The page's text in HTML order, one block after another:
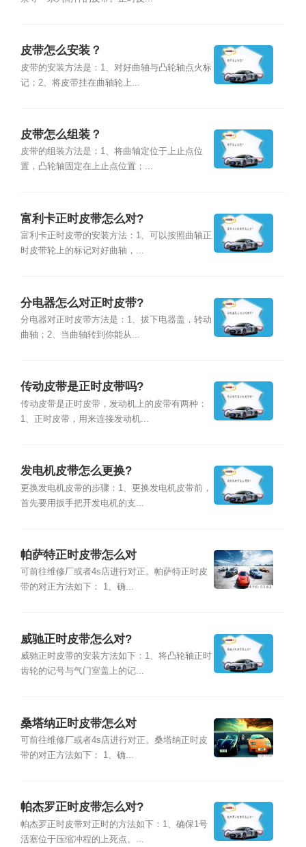
皮带怎么安装？
皮带的安装方法是：1、对好曲轴与凸轮轴点火标
记；2、将皮带挂在曲轴轮上...
皮带怎么组装？
皮带的组装方法是：1、将曲轴定位于上止点位
置，凸轮轴固定在上止点位置；...
富利卡正时皮带怎么对?
富利卡正时皮带的安装方法：1、可以按照曲轴正
时皮带轮上的标记对好曲轴，...
分电器怎么对正时皮带?
分电器对正时皮带方法是：1、拔下电器盖，转动
曲轴；2、当曲轴转到你能从...
传动皮带是正时皮带吗?
传动皮带是正时皮带，发动机上的皮带有两种：
1、正时皮带，用来连接发动机...
发电机皮带怎么更换?
更换发电机皮带的步骤：1、更换发电机皮带前，
首先要用扳手把开发电机的支...
帕萨特正时皮带怎么对
可前往维修厂或者4s店进行对正。帕萨特正时皮
带的对正方法如下： 1、确...
威驰正时皮带怎么对?
威驰正时皮带的安装方法如下：1、将凸轮轴正时
齿轮的记号与气门室盖上的记...
桑塔纳正时皮带怎么对
可前往维修厂或者4s店进行对正。桑塔纳正时皮
带的对正方法如下： 1、确...
帕杰罗正时皮带怎么对?
帕杰罗正时皮带对正时的方法如下：1、确保1号
活塞位于压缩冲程的上死点。...